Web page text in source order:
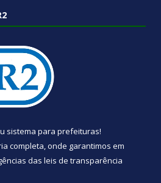
sistema para prefeituras!
completa, onde garantimos em
das leis de transparência